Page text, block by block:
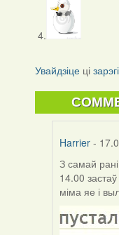
4.
Увайдзіце ці
Harrier-
In
reply
to
by
I
З самай
14.00
міма яе і